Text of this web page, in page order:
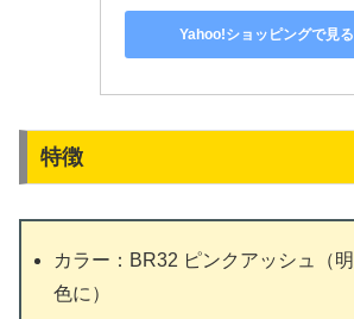
Yahoo!ショッピングで見る
特徴
カラー：BR32 ピンクアッシュ（
色に）